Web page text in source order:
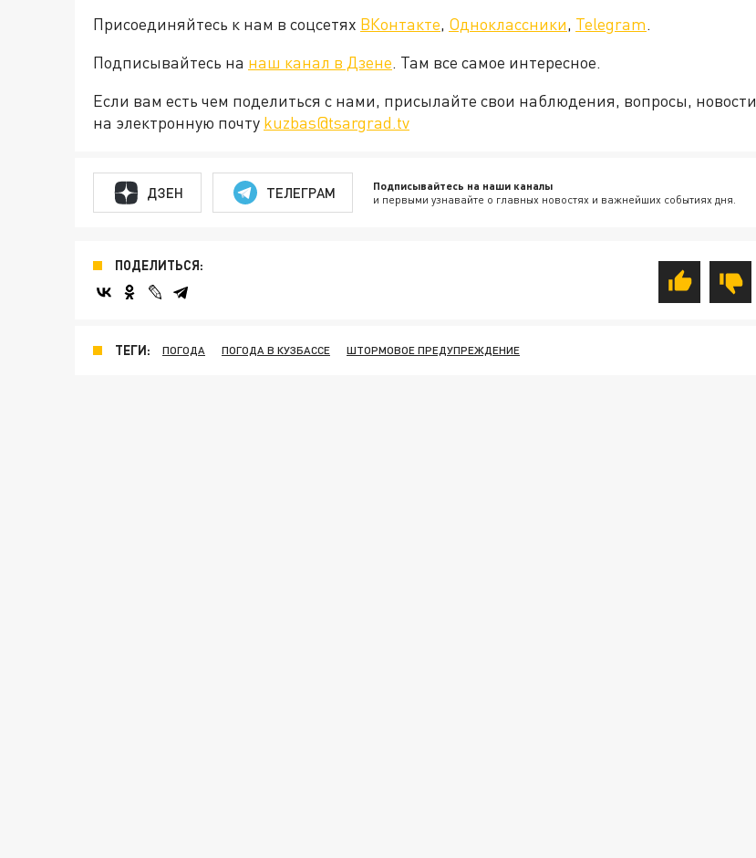
Присоединяйтесь к нам в соцсетях ВКонтакте, Одноклассники, Telegram.
Подписывайтесь на наш канал в Дзене. Там все самое интересное.
Если вам есть чем поделиться с нами, присылайте свои наблюдения, вопросы, новости
на электронную почту kuzbas@tsargrad.tv
ДЗЕН ТЕЛЕГРАМ Подписывайтесь на наши каналы
и первыми узнавайте о главных новостях и важнейших событиях дня.
ПОДЕЛИТЬСЯ:
ТЕГИ: ПОГОДА ПОГОДА В КУЗБАССЕ ШТОРМОВОЕ ПРЕДУПРЕЖДЕНИЕ